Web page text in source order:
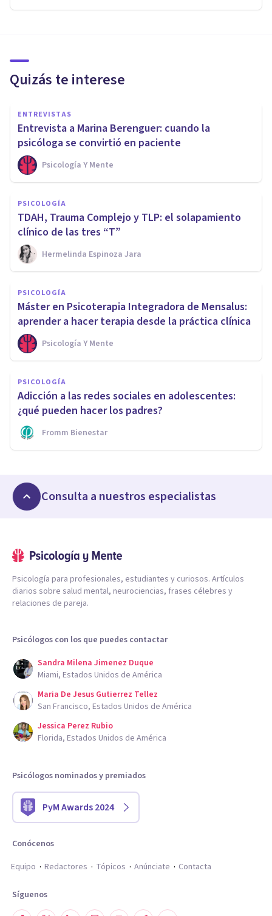
Quizás te interese
ENTREVISTAS
Entrevista a Marina Berenguer: cuando la
psicóloga se convirtió en paciente
Psicología Y Mente
PSICOLOGÍA
TDAH, Trauma Complejo y TLP: el solapamiento
clínico de las tres “T”
Hermelinda Espinoza Jara
PSICOLOGÍA
Máster en Psicoterapia Integradora de Mensalus:
aprender a hacer terapia desde la práctica clínica
Psicología Y Mente
PSICOLOGÍA
Adicción a las redes sociales en adolescentes:
¿qué pueden hacer los padres?
Fromm Bienestar
Consulta a nuestros especialistas
Psicología para profesionales, estudiantes y curiosos. Artículos
diarios sobre salud mental, neurociencias, frases célebres y
relaciones de pareja.
Psicólogos con los que puedes contactar
Sandra Milena Jimenez Duque
Miami, Estados Unidos de América
Maria De Jesus Gutierrez Tellez
San Francisco, Estados Unidos de América
Jessica Perez Rubio
Florida, Estados Unidos de América
Psicólogos nominados y premiados
PyM Awards 2024
Conócenos
Equipo
Redactores Tópicos Anúnciate Contacta
Síguenos